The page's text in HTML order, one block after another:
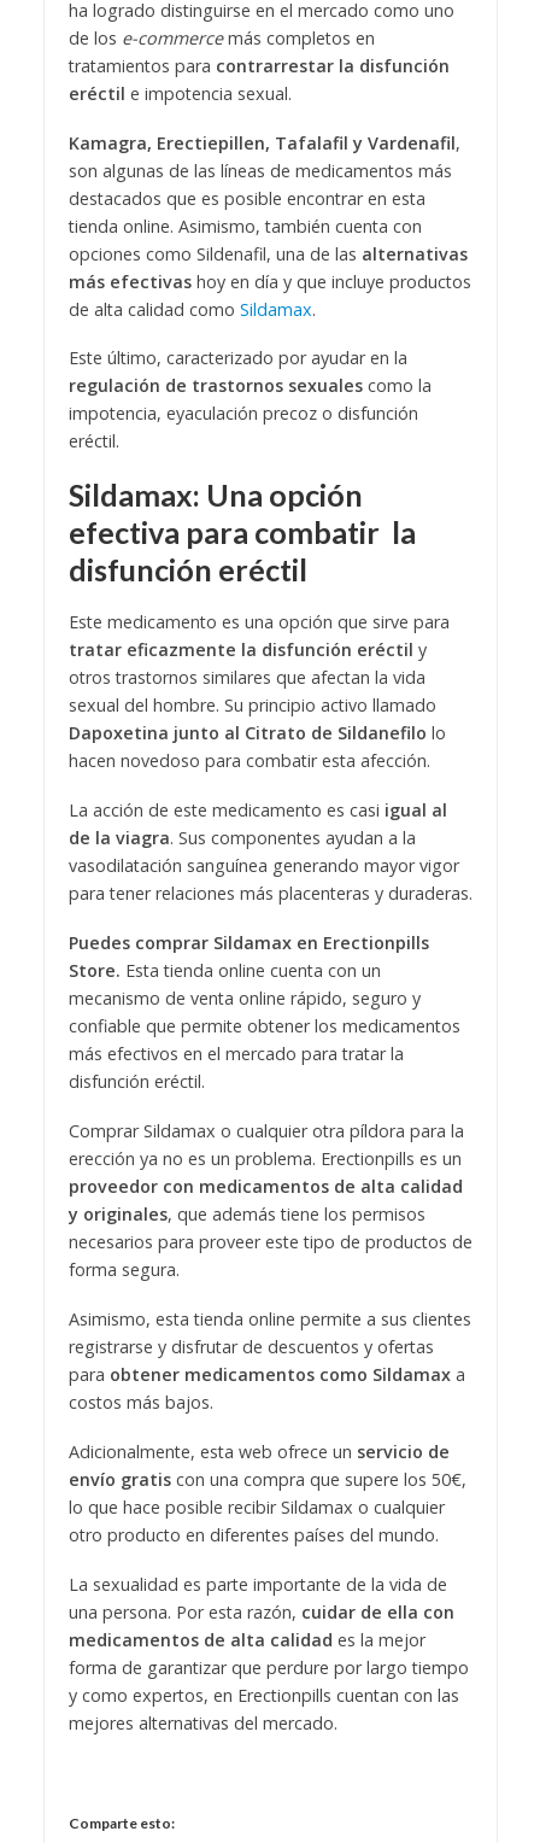
ha logrado distinguirse en el mercado como uno
de los e-commercemás completos en
tratamientos para contrarrestar la disfunción
eréctil e impotencia sexual.
Kamagra, Erectiepillen, Tafalafil y Vardenafil,
son algunas de las líneas de medicamentos más
destacados que es posible encontrar en esta
tienda online. Asimismo, también cuenta con
opciones como Sildenafil, una de las alternativas
más efectivashoy en día y que incluye productos
de alta calidad como Sildamax.
Este último, caracterizado por ayudar en la
regulación de trastornos sexualescomo la
impotencia, eyaculación precoz o disfunción
eréctil.
Sildamax: Una opción
efectiva para combatir la
disfunción eréctil
Este medicamento es una opción que sirve para
tratar eficazmente la disfunción eréctil y
otros trastornos similares que afectan la vida
sexual del hombre. Su principio activo llamado
Dapoxetina junto al Citrato de Sildanefilo lo
hacen novedoso para combatir esta afección.
La acción de este medicamento es casi igual al
de la viagra. Sus componentes ayudan a la
vasodilatación sanguínea generando mayor vigor
para tener relaciones más placenteras y duraderas.
Puedes comprar Sildamax en Erectionpills
Store. Esta tienda online cuenta con un
mecanismo de venta online rápido, seguro y
confiable que permite obtener los medicamentos
más efectivos en el mercado para tratar la
disfunción eréctil.
Comprar Sildamax o cualquier otra píldora para la
erección ya no es un problema. Erectionpills es un
proveedor con medicamentos de alta calidad
y originales, que además tiene los permisos
necesarios para proveer este tipo de productos de
forma segura.
Asimismo, esta tienda online permite a sus clientes
registrarse y disfrutar de descuentos y ofertas
para obtener medicamentos como Sildamaxa
costos más bajos.
Adicionalmente, esta web ofrece un servicio de
envío gratiscon una compra que supere los 50€,
lo que hace posible recibir Sildamax o cualquier
otro producto en diferentes países del mundo.
La sexualidad es parte importante de la vida de
una persona. Por esta razón, cuidar de ella con
medicamentos de alta calidad es la mejor
forma de garantizar que perdure por largo tiempo
y como expertos, en Erectionpills cuentan con las
mejores alternativas del mercado.
Comparte esto: